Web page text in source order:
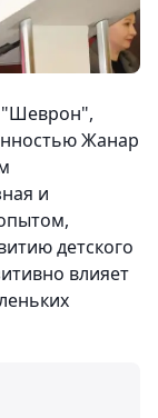
"Шеврон",
Жанар
и
детского
влияет